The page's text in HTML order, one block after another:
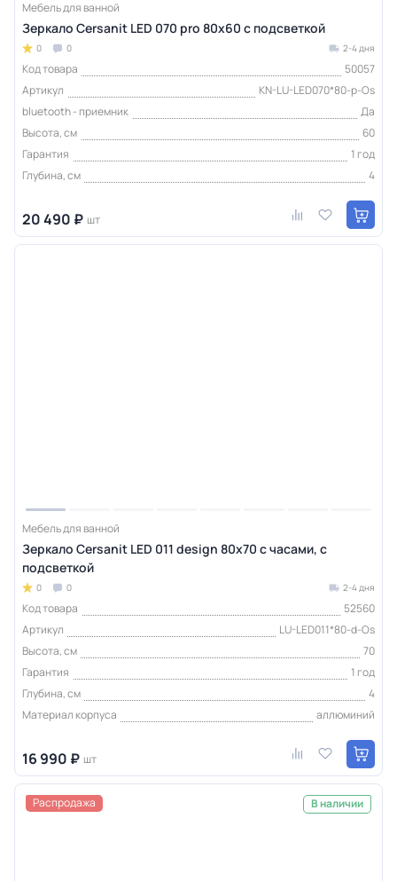
Мебель для ванной
Зеркало Cersanit LED 070 pro 80x60 с подсветкой
0 0 2-4 дня
Код товара
50057
Артикул
KN-LU-LED070*80-p-Os
bluetooth - приемник
Да
Высота, см
60
Гарантия
1 год
Глубина, см
4
20 490 ₽ шт
Мебель для ванной
Зеркало Cersanit LED 011 design 80x70 с часами, с
подсветкой
0 0 2-4 дня
Код товара
52560
Артикул
LU-LED011*80-d-Os
Высота, см
70
Гарантия
1 год
Глубина, см
4
Материал корпуса
аллюминий
16 990 ₽ шт
Распродажа В наличии